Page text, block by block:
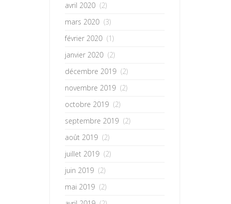
avril 2020 (2)
mars 2020 (3)
février 2020 (1)
janvier 2020 (2)
décembre 2019 (2)
novembre 2019 (2)
octobre 2019 (2)
septembre 2019 (2)
août 2019 (2)
juillet 2019 (2)
juin 2019 (2)
mai 2019 (2)